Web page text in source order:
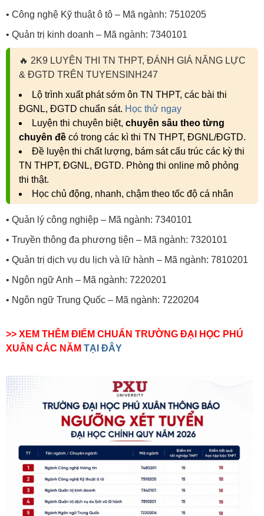
• Công nghệ Kỹ thuật ô tô – Mã ngành: 7510205
• Quản trị kinh doanh – Mã ngành: 7340101
🔥 2K9 LUYỆN THI TN THPT, ĐÁNH GIÁ NĂNG LỰC
& ĐGTD TRÊN TUYENSINH247
Lộ trình xuất phát sớm ôn TN THPT, các bài thi
ĐGNL, ĐGTD chuẩn sát. Học thử ngay
Luyện thi chuyên biệt, chuyên sâu theo từng
chuyên đề có trong các kì thi TN THPT, ĐGNL/ĐGTD.
Đề luyện thi chất lượng, bám sát cấu trúc các kỳ thi
TN THPT, ĐGNL, ĐGTD. Phòng thi online mô phỏng
thi thật.
Học chủ động, nhanh, chậm theo tốc độ cá nhân
• Quản lý công nghiệp – Mã ngành: 7340101
• Truyền thông đa phương tiện – Mã ngành: 7320101
• Quản trị dịch vụ du lịch và lữ hành – Mã ngành: 7810201
• Ngôn ngữ Anh – Mã ngành: 7220201
• Ngôn ngữ Trung Quốc – Mã ngành: 7220204
>> XEM THÊM ĐIỂM CHUẨN TRƯỜNG ĐẠI HỌC PHÚ
XUÂN CÁC NĂM TẠI ĐÂY